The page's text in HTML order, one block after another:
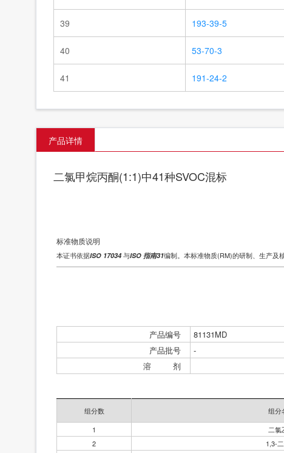
39 193-39-5
40 53-70-3
41 191-24-2
产品详情
二氯甲烷丙酮(1:1)中41种SVOC混标
标准物质说明
本证书依据ISO 17034 与ISO 指南31编制。本标准物质(RM)的研制、生产及
产品编号 81131MD
产品批号
-
溶 剂
组分数 组分
1
二氯
2
1,3-